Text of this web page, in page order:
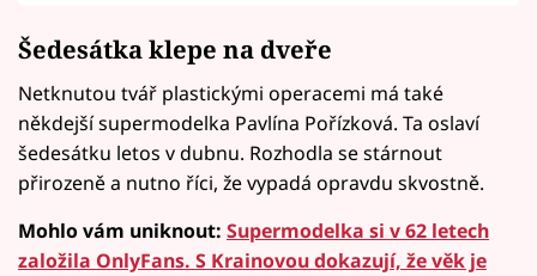
Šedesátka klepe na dveře
Netknutou tvář plastickými operacemi má také
někdejší supermodelka Pavlína Pořízková. Ta oslaví
šedesátku letos v dubnu. Rozhodla se stárnout
přirozeně a nutno říci, že vypadá opravdu skvostně.
Mohlo vám uniknout: Supermodelka si v 62 letech
založila OnlyFans. S Krainovou dokazují, že věk je